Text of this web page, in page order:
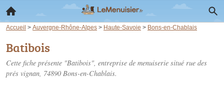
Accueil > Auvergne-Rhône-Alpes > Haute-Savoie > Bons-en-Chablais
Batibois
Cette fiche présente "Batibois", entreprise de menuiserie situé rue des
prés vignan, 74890 Bons-en-Chablais.